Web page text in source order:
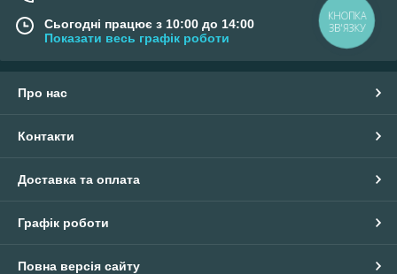
Сьогодні працює з 10:00 до 14:00
Показати весь графік роботи
Про нас
Контакти
Доставка та оплата
Графік роботи
Повна версія сайту
КНОПКА
ЗВ'ЯЗКУ